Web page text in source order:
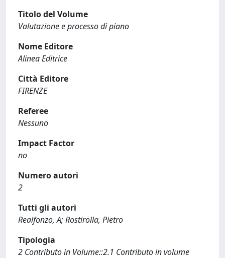
Titolo del Volume
Valutazione e processo di piano
Nome Editore
Alinea Editrice
Città Editore
FIRENZE
Referee
Nessuno
Impact Factor
no
Numero autori
2
Tutti gli autori
Realfonzo, A; Rostirolla, Pietro
Tipologia
2 Contributo in Volume::2.1 Contributo in volume